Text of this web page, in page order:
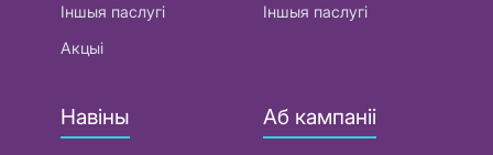
Іншыя паслугі
Акцыі
Іншыя паслугі
Навіны Аб кампаніі